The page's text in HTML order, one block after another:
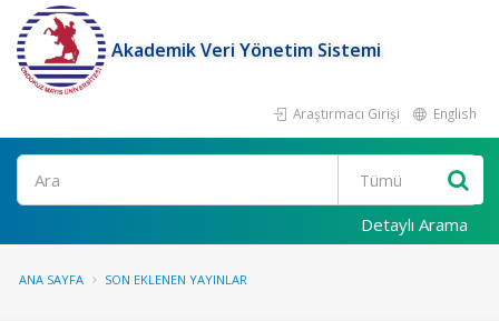
Akademik Veri Yönetim Sistemi
Araştırmacı Girişi English
Ara
Detaylı Arama
ANA SAYFA SON EKLENEN YAYINLAR